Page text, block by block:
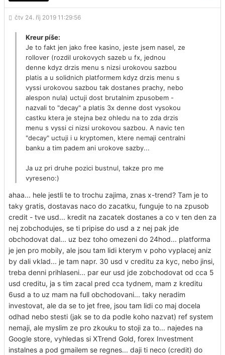
čtv 24. říj 2019 11:29:56
Kreur píše:
Je to fakt jen jako free kasino, jeste jsem nasel, ze
rollover (rozdil urokovych sazeb u fx, jednou
denne kdyz drzis menu s nizsi urokovou sazbou
platis a u solidnich platformem kdyz drzis menu s
vyssi urokovou sazbou tak dostanes prachy, nebo
alespon nula) uctuji dost brutalnim zpusobem -
nazvali to "decay" a platis 3x denne dost vysokou
castku ktera je stejna bez ohledu na to zda drzis
menu s vyssi ci nizsi urokovou sazbou. A navic ten
"decay" uctuji i u kryptomen, ktere nemaji centralni
banku a tim padem ani urokove sazby...
Ja uz pri druhe pozici bustnul, takze pro me
vyreseno:)
ahaa... hele jestli te to trochu zajima, znas x-trend? Tam je to
taky gratis, dostavas naco do zacatku, funguje to na zpusob
credit - tve usd... kredit na zacatek dostanes a co v ten den za
nej zobchodujes, se ti pripise do usd a z nej pak jde
obchodovat dal... uz bez toho omezeni do 24hod... platforma
je jen pro mobily, ale jsou tam lidi kterym v poho vyplacej aniz
by dali vklad... je tam napr. 30 usd v creditu za kyc, nebo jinsi,
treba denni prihlaseni... par eur usd jde zobchodovat od cca 5
usd creditu, ja s tim zacal pred cca tydnem, mam z kreditu
6usd a to uz mam na full obchodovani... taky neradim
investovat, ale da se to jet free, jsou tam lidi co maj docela
odhad nebo stesti (jak se to da podle koho nazvat) ref system
nemaji, ale myslim ze pro zkouku to stoji za to... najedes na
Google store, vyhledas si XTrend Gold, forex Investment
instalnes a pod gmailem se regnes... daji ti neco (credit) do